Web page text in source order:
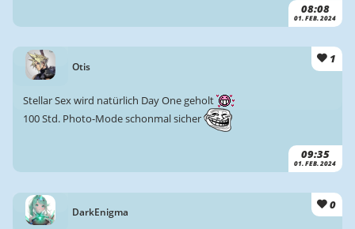
08:08
01. FEB. 2024
Otis
1
09:35
01. FEB. 2024
Stellar Sex wird natürlich Day One geholt
100 Std. Photo-Mode schonmal sicher
DarkEnigma
0